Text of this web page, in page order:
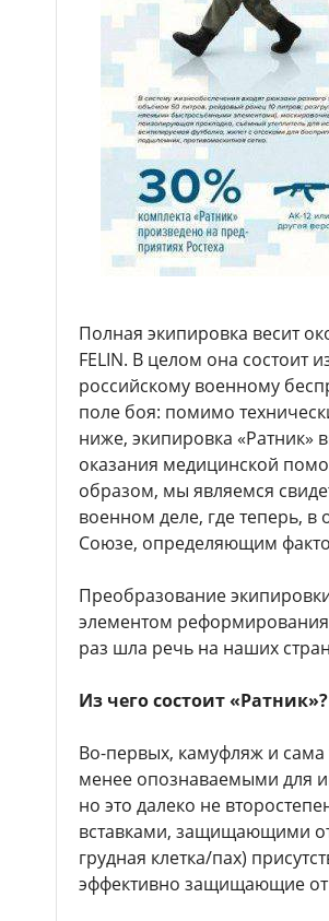
Полная экипировка весит
FELIN. В целом она состоит
российскому военному
поле боя: помимо
ниже, экипировка «Ратник»
оказания медицинской
образом, мы являемся
военном деле, где теперь,
Союзе, определяющим
Преобразование
элементом
раз шла речь на наших
Из чего состоит «Ратник»?
Во-первых, камуфляж и
менее опознаваемыми для
но это далеко не
вставками, защищающими
грудная клетка/пах)
эффективно защищающие